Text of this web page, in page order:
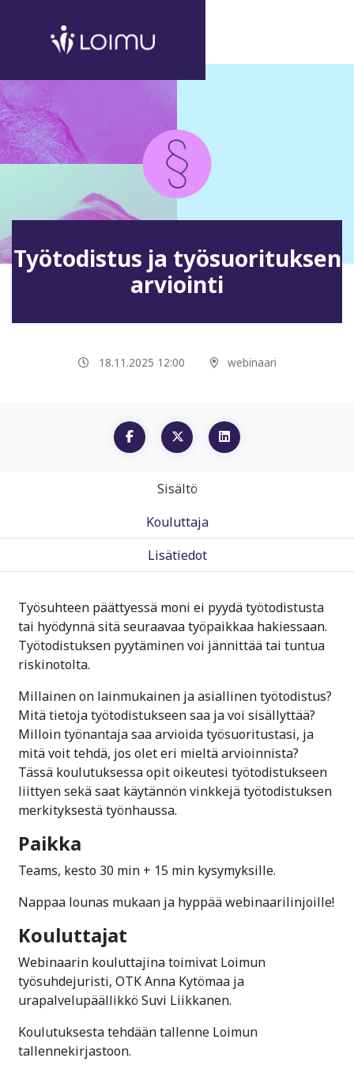
Työtodistus ja työsuorituksen
arviointi
18.11.2025 12:00 webinaari
Sisältö
Kouluttaja
Lisätiedot
Työsuhteen päättyessä moni ei pyydä työtodistusta
tai hyödynnä sitä seuraavaa työpaikkaa hakiessaan.
Työtodistuksen pyytäminen voi jännittää tai tuntua
riskinotolta.
Millainen on lainmukainen ja asiallinen työtodistus?
Mitä tietoja työtodistukseen saa ja voi sisällyttää?
Milloin työnantaja saa arvioida työsuoritustasi, ja
mitä voit tehdä, jos olet eri mieltä arvioinnista?
Tässä koulutuksessa opit oikeutesi työtodistukseen
liittyen sekä saat käytännön vinkkejä työtodistuksen
merkityksestä työnhaussa.
Paikka
Teams, kesto 30 min + 15 min kysymyksille.
Nappaa lounas mukaan ja hyppää webinaarilinjoille!
Kouluttajat
Webinaarin kouluttajina toimivat Loimun
työsuhdejuristi, OTK Anna Kytömaa ja
urapalvelupäällikkö Suvi Liikkanen.
Koulutuksesta tehdään tallenne Loimun
tallennekirjastoon.